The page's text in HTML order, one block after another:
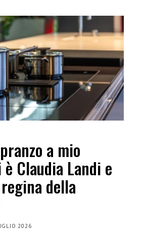
a mio
Claudia Landi e
della
2026